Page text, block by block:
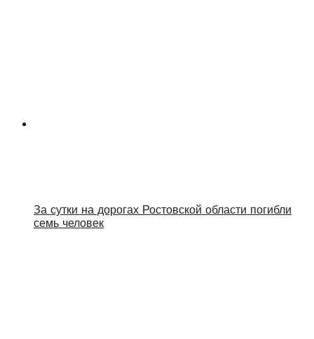
За сутки на дорогах Ростовской области погибли
семь человек